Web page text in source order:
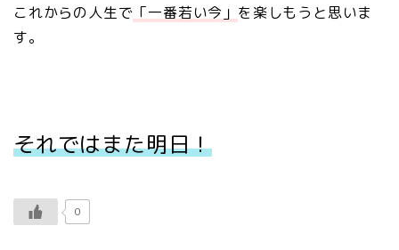
これからの人生で 「一番若い今」 を楽しもうと思いま
す。
それではまた明日！
0